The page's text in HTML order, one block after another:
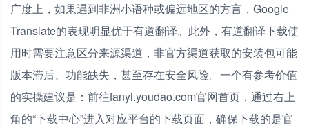
广度上，如果遇到非洲小语种或偏远地区的方言，Google
Translate的表现明显优于有道翻译。此外，有道翻译下载使
用时需要注意区分来源渠道，非官方渠道获取的安装包可能
版本滞后、功能缺失，甚至存在安全风险。一个有参考价值
的实操建议是：前往fanyi.youdao.com官网首页，通过右上
角的“下载中心”进入对应平台的下载页面，确保下载的是官